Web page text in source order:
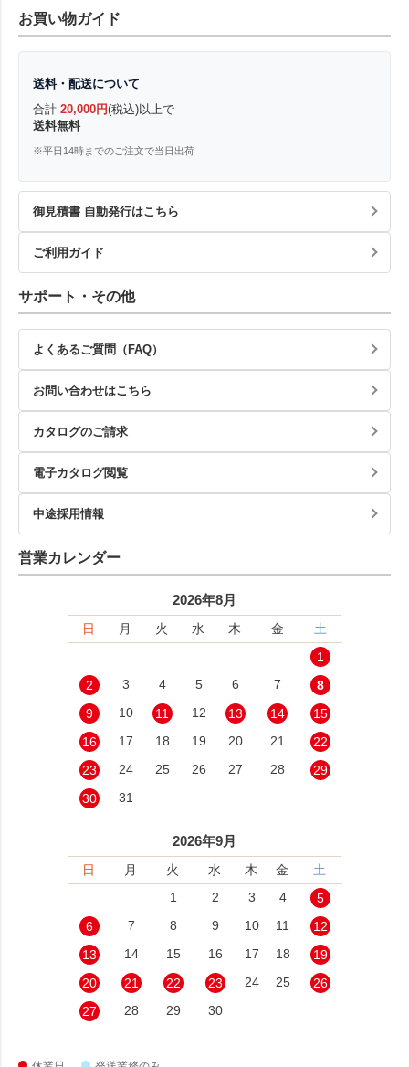
お買い物ガイド
送料・配送について
合計 20,000円(税込)以上で
送料無料
※平日14時までのご注文で当日出荷
御見積書 自動発行はこちら
ご利用ガイド
サポート・その他
よくあるご質問（FAQ）
お問い合わせはこちら
カタログのご請求
電子カタログ閲覧
中途採用情報
営業カレンダー
2026年8月
日 月 火 水 木 金
土
1
2
3 4 5 6 7
8
9
10 11 12 13 14
15
16
17 18 19 20 21
22
23
24 25 26 27 28
29
30
31
2026年9月
日 月 火 水 木 金
土
1
2 3 4
5
6
7 8 9 10 11
12
13
14 15 16 17 18
19
20
21 22 23 24 25
26
27
28 29 30